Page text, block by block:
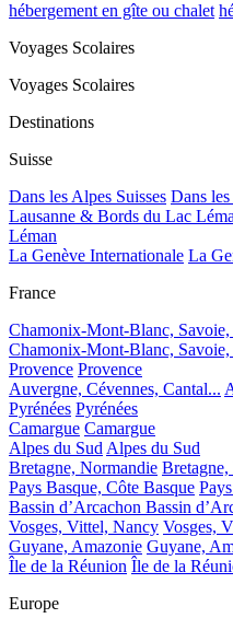
hébergement en gîte ou chalet
Voyages Scolaires
Voyages Scolaires
Destinations
Suisse
Dans les Alpes Suisses Dans
Lausanne & Bords du Lac
Léman
La Genève Internationale La
France
Chamonix-Mont-Blanc,
Chamonix-Mont-Blanc,
Provence Provence
Auvergne, Cévennes, Cantal...
Pyrénées Pyrénées
Camargue Camargue
Alpes du SudAlpes du Sud
Bretagne, Normandie
Pays Basque, Côte Basque
Bassin d’Arcachon Bassin
Vosges, Vittel, Nancy Vosges,
Guyane, Amazonie Guyane,
Île de la Réunion Île de la
Europe